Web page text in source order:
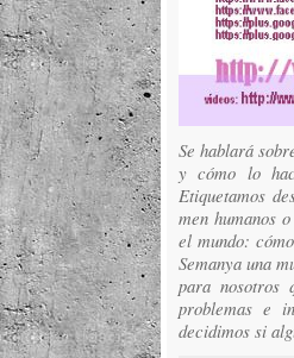
Se hablará
y cómo lo
Etiquetamos
men humanos
el mundo:
Semanya una
para nosotros
problemas e
decidimos si